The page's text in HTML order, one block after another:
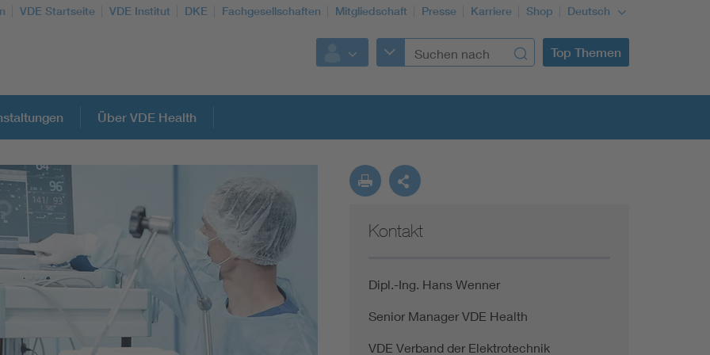
VDE Startseite VDE Institut DKE Fachgesellschaften Mitgliedschaft Presse Karriere Shop Deutsch
Top Themen
Weitere Themen
Assisted Living
Electromobility
Building Services Engineering
Information and communications technology ICT
Education + profession
Über VDE Health
Kontakt
Dipl.-Ing. Hans Wenner
Senior Manager VDE Health
VDE Verband der Elektrotechnik